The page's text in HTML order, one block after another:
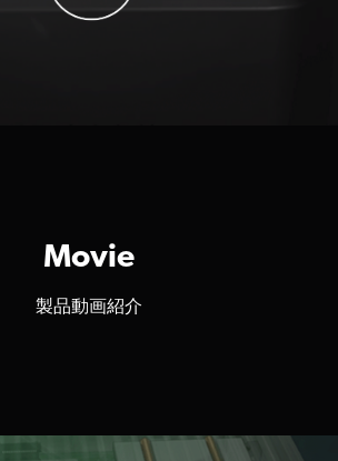
Movie
製品動画紹介